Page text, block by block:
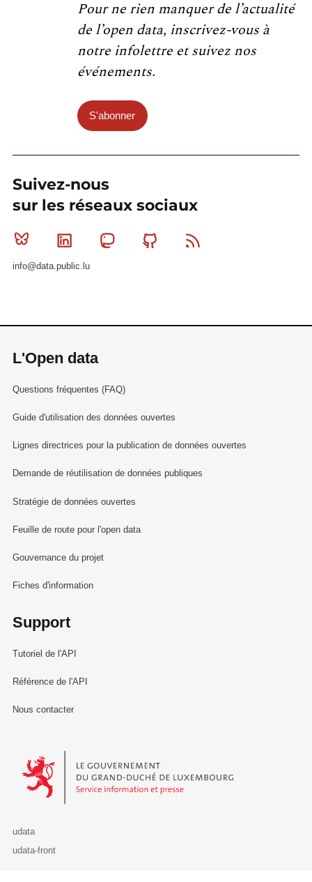
Pour ne rien manquer de l’actualité
de l’open data, inscrivez-vous à
notre infolettre et suivez nos
événements.
S'abonner
Suivez-nous
sur les réseaux sociaux
Bluesky Linkedin MastodonGithub
info@data.public.lu
L'Open data
Questions fréquentes (FAQ)
Guide d'utilisation des données ouvertes
Lignes directrices pour la publication de données ouvertes
Demande de réutilisation de données publiques
Stratégie de données ouvertes
Feuille de route pour l'open data
Gouvernance du projet
Fiches d'information
Support
Tutoriel de l'API
Référence de l'API
Nous contacter
Le Gouvernement du Grand-Duché de Luxembourg - Service
udata
udata-front